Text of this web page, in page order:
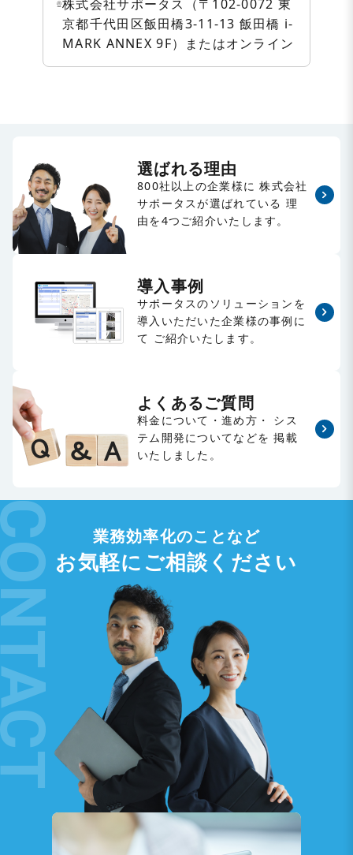
株式会社サポータス（〒102-0072 東
京都千代田区飯田橋3-11-13 飯田橋 i-
MARK ANNEX 9F）またはオンライン
選ばれる理由
800社以上の企業様に 株式会社
サポータスが選ばれている 理
由を4つご紹介いたします。
導入事例
サポータスのソリューションを
導入いただいた企業様の事例に
て ご紹介いたします。
よくあるご質問
料金について・進め方・
シス
テム開発についてなどを 掲載
いたしました。
業務効率化のことなど
お気軽にご相談ください